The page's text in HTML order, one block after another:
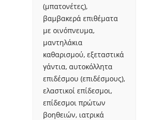
(μπατονέτες),
βαμβακερά επιθέματα
με οινόπνευμα,
μαντηλάκια
καθαρισμού, εξεταστικά
γάντια, αυτοκόλλητα
επιδέσμου (επιδέσμους),
ελαστικοί επίδεσμοι,
επίδεσμοι πρώτων
βοηθειών, ιατρικά